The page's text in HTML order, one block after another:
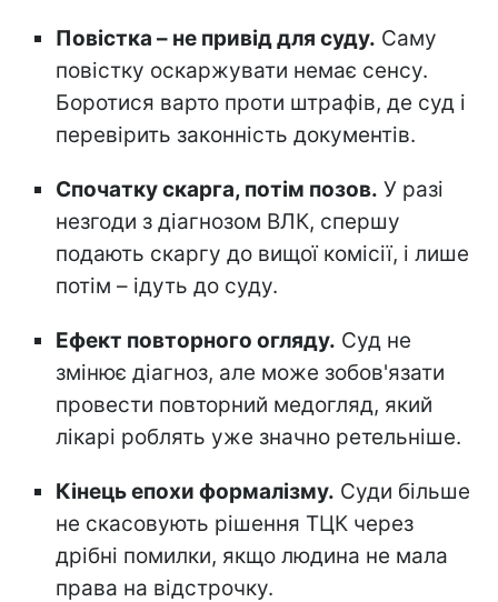
Повістка – не привід для суду. Саму
повістку оскаржувати немає сенсу.
Боротися варто проти штрафів, де суд і
перевірить законність документів.
Спочатку скарга, потім позов. У разі
незгоди з діагнозом ВЛК, спершу
подають скаргу до вищої комісії, і лише
потім – ідуть до суду.
Ефект повторного огляду. Суд не
змінює діагноз, але може зобов'язати
провести повторний медогляд, який
лікарі роблять уже значно ретельніше.
Кінець епохи формалізму. Суди більше
не скасовують рішення ТЦК через
дрібні помилки, якщо людина не мала
права на відстрочку.